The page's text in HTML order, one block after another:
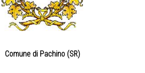
Comune di Pachino (SR)